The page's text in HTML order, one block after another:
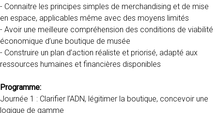
- Connaitre les principes simples de merchandising et de mise
en espace, applicables même avec des moyens limités
- Avoir une meilleure compréhension des conditions de viabilité
économique d’une boutique de musée
- Construire un plan d’action réaliste et priorisé, adapté aux
ressources humaines et financières disponibles
Programme:
Journée 1 : Clarifier l’ADN, légitimer la boutique, concevoir une
logique de gamme